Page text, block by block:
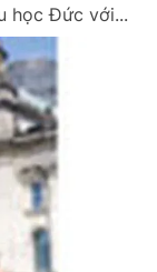
học Đức với...